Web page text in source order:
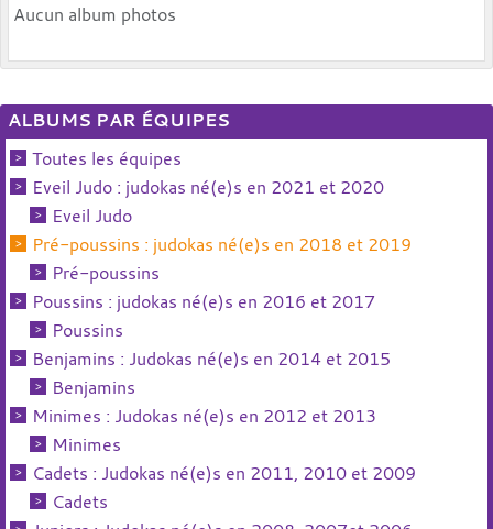
Aucun album photos
ALBUMS PAR ÉQUIPES
Toutes les équipes
Eveil Judo : judokas né(e)s en 2021 et 2020
Eveil Judo
Pré-poussins : judokas né(e)s en 2018 et 2019
Pré-poussins
Poussins : judokas né(e)s en 2016 et 2017
Poussins
Benjamins : Judokas né(e)s en 2014 et 2015
Benjamins
Minimes : Judokas né(e)s en 2012 et 2013
Minimes
Cadets : Judokas né(e)s en 2011, 2010 et 2009
Cadets